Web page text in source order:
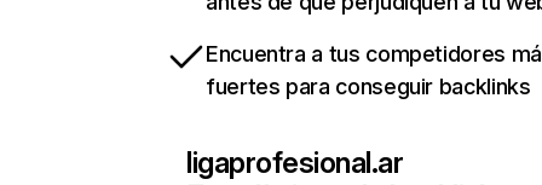
Encuentra a tus competidores
fuertes para conseguir backlinks
ligaprofesional.ar